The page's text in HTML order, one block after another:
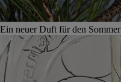
Ein neuer Duft für den Sommer